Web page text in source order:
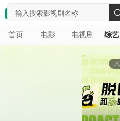
首页 电影 电视剧 综艺
搜